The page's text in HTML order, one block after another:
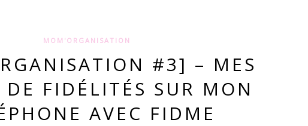
MOM'ORGANISATION
#3] – MES
DE FIDÉLITÉS SUR MON
AVEC FIDME